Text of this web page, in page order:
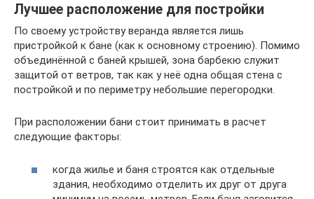
Лучшее расположение для постройки
По своему устройству веранда является лишь
пристройкой к бане (как к основному строению). Помимо
объединённой с баней крышей, зона барбекю служит
защитой от ветров, так как у неё одна общая стена с
постройкой и по периметру небольшие перегородки.
При расположении бани стоит принимать в расчет
следующие факторы:
когда жилье и баня строятся как отдельные
здания, необходимо отделить их друг от друга